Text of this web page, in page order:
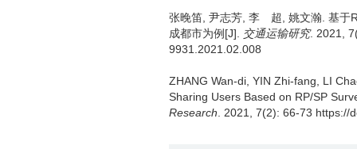
张晚笛, 尹志芳, 李 超, 姚文瀚. 基于
成都市为例[J]. 交通运输研究. 2021,
9931.2021.02.008
ZHANG Wan-di, YIN Zhi-fang, LI
Sharing Users Based on RP/SP
Research . 2021, 7(2): 66-73